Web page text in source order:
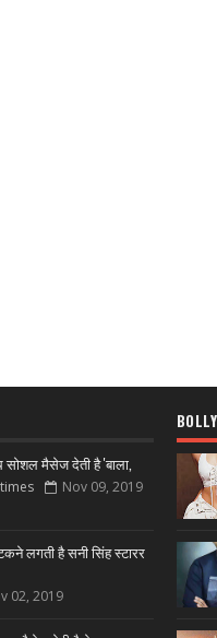
मैसेज देती है 'बाला,
Nov 09, 2019
लगती है सनी सिंह स्टारर
02, 2019